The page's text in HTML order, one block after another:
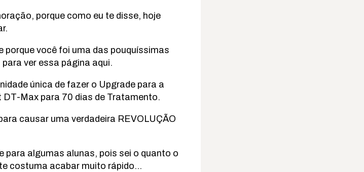
porque como eu te disse, hoje
porque você foi uma das pouquíssimas
ver essa página aqui.
única de fazer o Upgrade para a
Max para 70 dias de Tratamento.
causar uma verdadeira REVOLUÇÃO
para algumas alunas, pois sei o quanto o
costuma acabar muito rápido…